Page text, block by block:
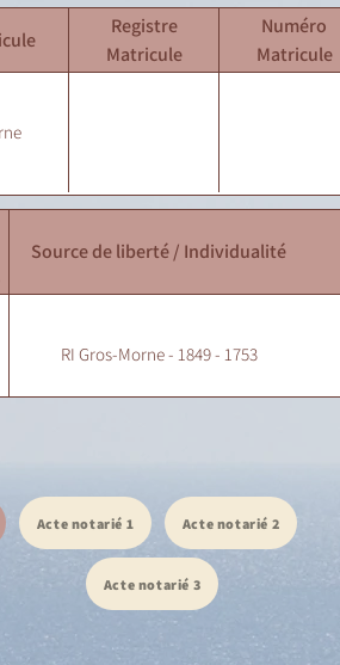
Registre
Matricule
Numéro
Matricule
Source de liberté / Individualité
RI Gros-Morne - 1849 - 1753
Acte notarié 1 Acte notarié 2
Acte notarié 3